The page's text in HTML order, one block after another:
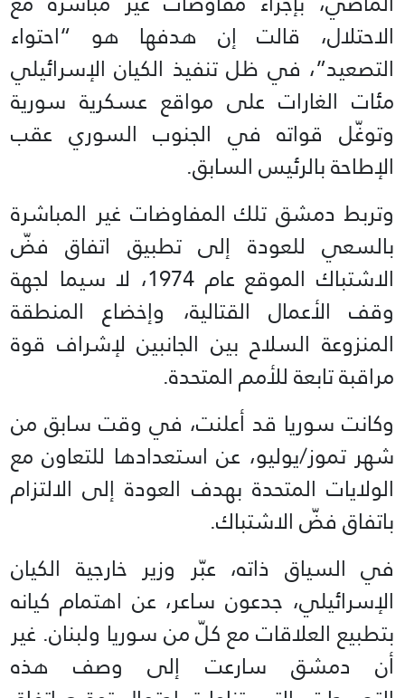
الاحتلال، قالت إن هدفها هو “احتواء
التصعيد”، في ظل تنفيذ الكيان الإسرائيلي
مئات الغارات على مواقع عسكرية سورية
وتوغّل قواته في الجنوب السوري عقب
الإطاحة بالرئيس السابق.
وتربط دمشق تلك المفاوضات غير المباشرة
بالسعي للعودة إلى تطبيق اتفاق فضّ
الاشتباك الموقع عام 1974، لا سيما لجهة
وقف الأعمال القتالية، وإخضاع المنطقة
المنزوعة السلاح بين الجانبين لإشراف قوة
مراقبة تابعة للأمم المتحدة.
وكانت سوريا قد أعلنت، في وقت سابق من
شهر تموز/يوليو، عن استعدادها للتعاون مع
الولايات المتحدة بهدف العودة إلى الالتزام
باتفاق فضّ الاشتباك.
في السياق ذاته، عبّر وزير خارجية الكيان
الإسرائيلي، جدعون ساعر، عن اهتمام كيانه
بتطبيع العلاقات مع كلّ من سوريا ولبنان. غير
أن دمشق سارعت إلى وصف هذه